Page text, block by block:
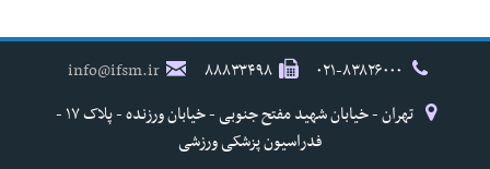
۸۸۸۳۳۴۹۸
info@ifsm.ir
تهران - خیابان شهید مفتح جنوبی - خیابان ورزنده - پلاک ۱۷ -
فدراسیون پزشکی ورزشی